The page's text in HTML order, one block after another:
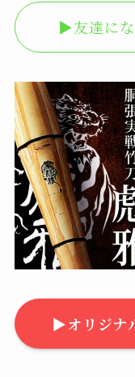
▶︎友達に
▶︎オリジナ